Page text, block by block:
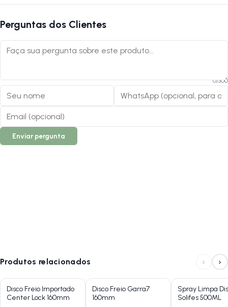
Perguntas dos Clientes
0/300
Enviar pergunta
Produtos relacionados ‹ ›
Disco Freio Importado
Center Lock 160mm
Disco Freio Garra7
160mm
Spray Limpa
Solifes 500ML